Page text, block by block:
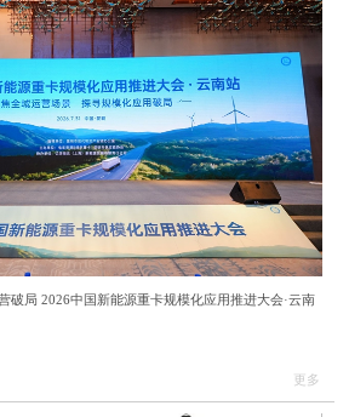
破局 2026中国新能源重卡规模化应用推进大会·云南
更多